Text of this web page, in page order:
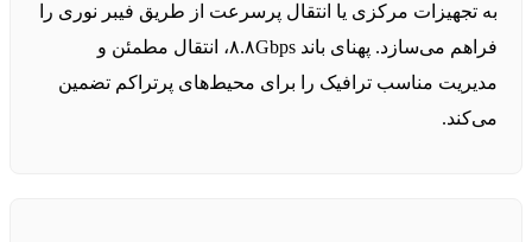
به تجهیزات مرکزی یا انتقال پرسرعت از طریق فیبر نوری را
فراهم می‌سازد. پهنای باند ۸.۸Gbps، انتقال مطمئن و
مدیریت مناسب ترافیک را برای محیط‌های پرتراکم تضمین
می‌کند.